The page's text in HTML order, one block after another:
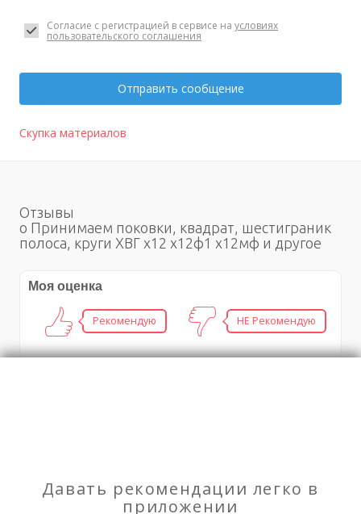
Согласие с регистрацией в сервисе на условиях
пользовательского соглашения
Отправить сообщение
Скупка материалов
Отзывы
о Принимаем поковки, квадрат, шестиграник
полоса, круги ХВГ х12 х12ф1 х12мф и другое
Моя оценка
Рекомендую НЕ Рекомендую
Давать рекомендации легко в
приложении